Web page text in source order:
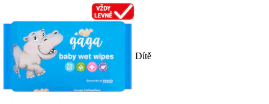
Dítě